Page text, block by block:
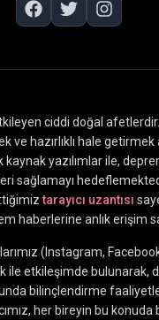
ciddi doğal
ve hazırlıklı hale getirmek
yazılımlar ile,
sağlamayı
tarayıcı uzantısı
haberlerine anlık erişim
(Instagram,
ile etkileşimde bulunarak,
bilinçlendirme
her bireyin bu konuda